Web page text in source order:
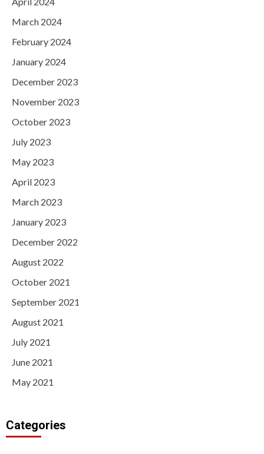
March 2024
February 2024
January 2024
December 2023
November 2023
October 2023
July 2023
May 2023
April 2023
March 2023
January 2023
December 2022
August 2022
October 2021
September 2021
August 2021
July 2021
June 2021
May 2021
Categories